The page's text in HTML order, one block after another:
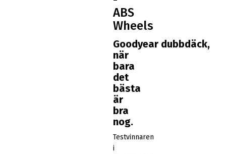
ABS
Wheels
Goodyear dubbdäck,
när
bara
det
bästa
är
bra
nog.
Testvinnaren
i